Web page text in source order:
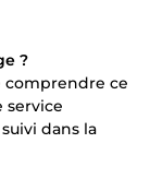
?
comprendre ce
service
dans la